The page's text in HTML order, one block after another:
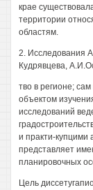
крае
территории
областям.
2. Исследования
Кудрявцева,
тво в регионе;
объектом
исследований
и практи-купцими
представляет
планировочных
Цель